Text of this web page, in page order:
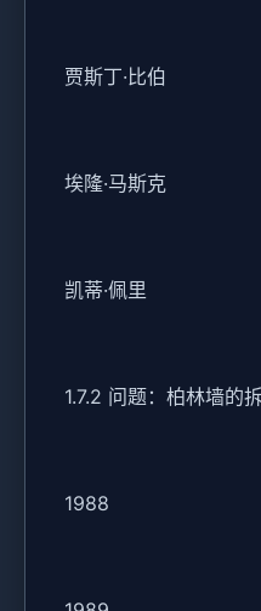
贾斯丁·比伯
埃隆·马斯克
凯蒂·佩里
1.7.2 问题：柏林墙的
1988